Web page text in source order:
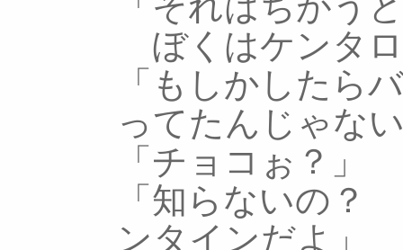
ぼくはケンタ
「もしかしたら
ってたんじゃな
「チョコぉ？」
「知らないの？
ンタインだよ」